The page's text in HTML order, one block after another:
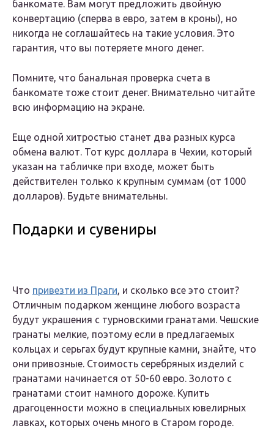
банкомате. Вам могут предложить двойную
конвертацию (сперва в евро, затем в кроны), но
никогда не соглашайтесь на такие условия. Это
гарантия, что вы потеряете много денег.
Помните, что банальная проверка счета в
банкомате тоже стоит денег. Внимательно читайте
всю информацию на экране.
Еще одной хитростью станет два разных курса
обмена валют. Тот курс доллара в Чехии, который
указан на табличке при входе, может быть
действителен только к крупным суммам (от 1000
долларов). Будьте внимательны.
Подарки и сувениры
Что привезти из Праги, и сколько все это стоит?
Отличным подарком женщине любого возраста
будут украшения с турновскими гранатами. Чешские
гранаты мелкие, поэтому если в предлагаемых
кольцах и серьгах будут крупные камни, знайте, что
они привозные. Стоимость серебряных изделий с
гранатами начинается от 50-60 евро. Золото с
гранатами стоит намного дороже. Купить
драгоценности можно в специальных ювелирных
лавках, которых очень много в Старом городе.